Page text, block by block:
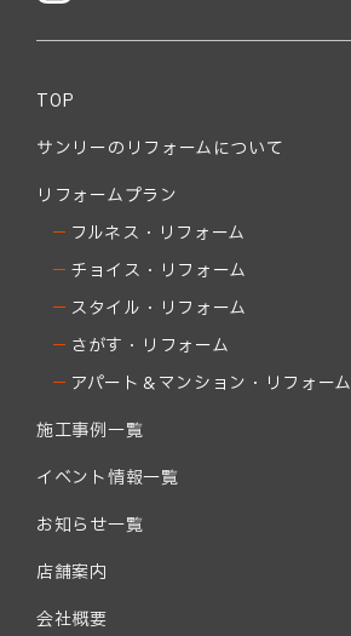
TOP
サンリーのリフォームについて
リフォームプラン
フルネス・リフォーム
チョイス・リフォーム
スタイル・リフォーム
さがす・リフォーム
アパート＆マンション・リフォーム
施工事例一覧
イベント情報一覧
お知らせ一覧
店舗案内
会社概要